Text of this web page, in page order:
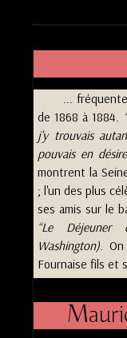
...
de 1868 à 1884.
j'y trouvais
pouvais en
montrent la
; l'un des plus
ses amis sur le
Le Déjeuner
Washington).
Fournaise fils et